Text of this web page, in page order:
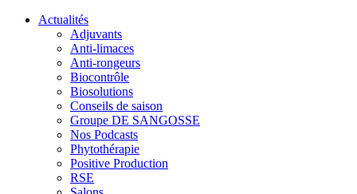
Actualités
Adjuvants
Anti-limaces
Anti-rongeurs
Biocontrôle
Biosolutions
Conseils de saison
Groupe DE SANGOSSE
Nos Podcasts
Phytothérapie
Positive Production
RSE